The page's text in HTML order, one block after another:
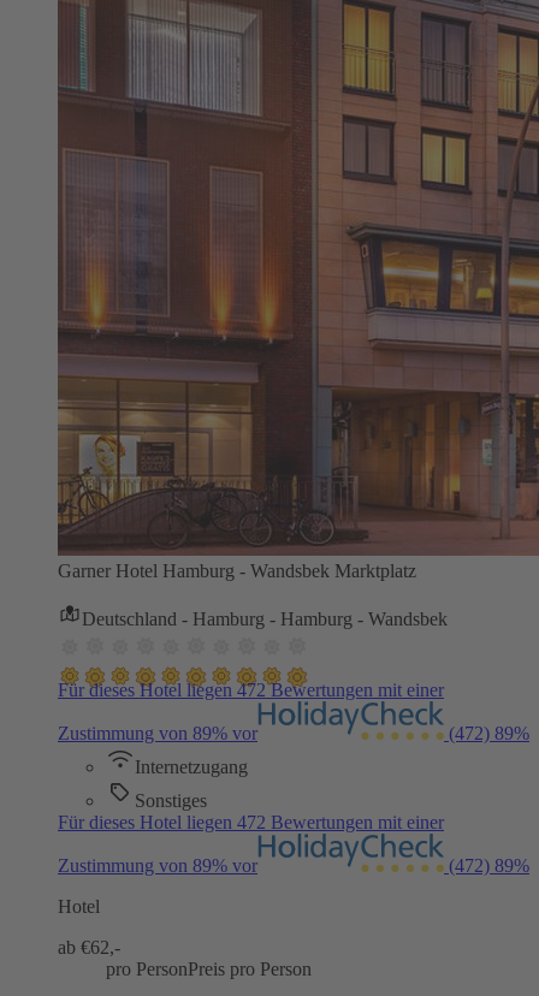
Garner Hotel Hamburg - Wandsbek Marktplatz
Deutschland - Hamburg - Hamburg - Wandsbek
Für dieses Hotel liegen 472 Bewertungen mit einer
Zustimmung von 89% vor (472) 89%
Internetzugang
Sonstiges
Für dieses Hotel liegen 472 Bewertungen mit einer
Zustimmung von 89% vor (472) 89%
Hotel
ab €62,-
pro PersonPreis pro Person